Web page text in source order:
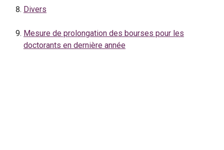
Divers
Mesure de prolongation des bourses pour les
doctorants en dernière année